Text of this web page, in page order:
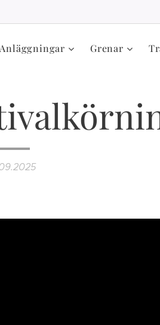
Anläggningar Grenar